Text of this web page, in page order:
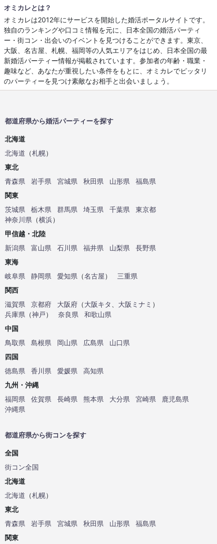
オミカレとは？
オミカレは2012年にサービスを開始した婚活ポータルサイトです。
独自のランキングや口コミ情報を元に、日本全国の婚活パーティ
ー・街コン・出会いのイベントを見つけることができます。東京、
大阪、名古屋、札幌、福岡等の人気エリアをはじめ、日本全国の最
新婚活パーティー情報が掲載されています。参加者の年齢・職業・
趣味など、あなたが重視したい条件をもとに、オミカレでピッタリ
のパーティーを見つけ素敵なお相手と出会いましょう。
都道府県から婚活パーティーを探す
北海道
北海道 （札幌）
東北
青森県
岩手県 宮城県 秋田県 山形県
福島県
関東
茨城県
栃木県 群馬県 埼玉県 千葉県
東京都
神奈川県 （横浜）
甲信越・北陸
新潟県
富山県 石川県 福井県 山梨県
長野県
東海
岐阜県
静岡県 愛知県 （名古屋）
三重県
関西
滋賀県
京都府 大阪府 （大阪キタ 大阪ミナミ ）
兵庫県 （神戸） 奈良県
和歌山県
中国
鳥取県
島根県 岡山県 広島県
山口県
四国
徳島県
香川県 愛媛県
高知県
九州・沖縄
福岡県
佐賀県 長崎県 熊本県 大分県 宮崎県
鹿児島県
沖縄県
都道府県から街コンを探す
全国
街コン全国
北海道
北海道 （札幌）
東北
青森県
岩手県 宮城県 秋田県 山形県
福島県
関東